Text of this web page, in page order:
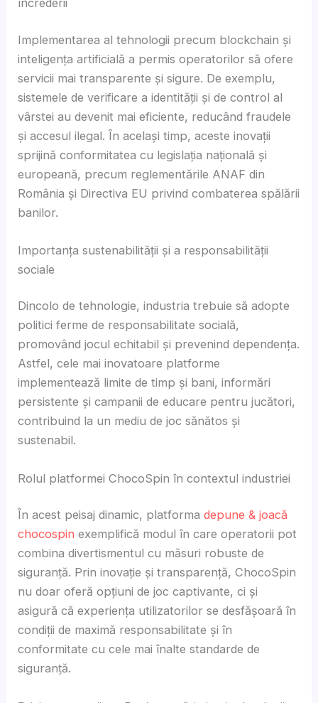
Implementarea al tehnologii precum blockchain și
inteligența artificială a permis operatorilor să ofere
servicii mai transparente și sigure. De exemplu,
sistemele de verificare a identității și de control al
vârstei au devenit mai eficiente, reducând fraudele
și accesul ilegal. În același timp, aceste inovații
sprijină conformitatea cu legislația națională și
europeană, precum reglementările ANAF din
România și Directiva EU privind combaterea spălării
banilor.
Importanța sustenabilității și a responsabilității
sociale
Dincolo de tehnologie, industria trebuie să adopte
politici ferme de responsabilitate socială,
promovând jocul echitabil și prevenind dependența.
Astfel, cele mai inovatoare platforme
implementează limite de timp și bani, informări
persistente și campanii de educare pentru jucători,
contribuind la un mediu de joc sănătos și
sustenabil.
Rolul platformei ChocoSpin în contextul industriei
În acest peisaj dinamic, platformadepune & joacă
chocospin exemplifică modul în care operatorii pot
combina divertismentul cu măsuri robuste de
siguranță. Prin inovație și transparență, ChocoSpin
nu doar oferă opțiuni de joc captivante, ci și
asigură că experiența utilizatorilor se desfășoară în
condiții de maximă responsabilitate și în
conformitate cu cele mai înalte standarde de
siguranță.